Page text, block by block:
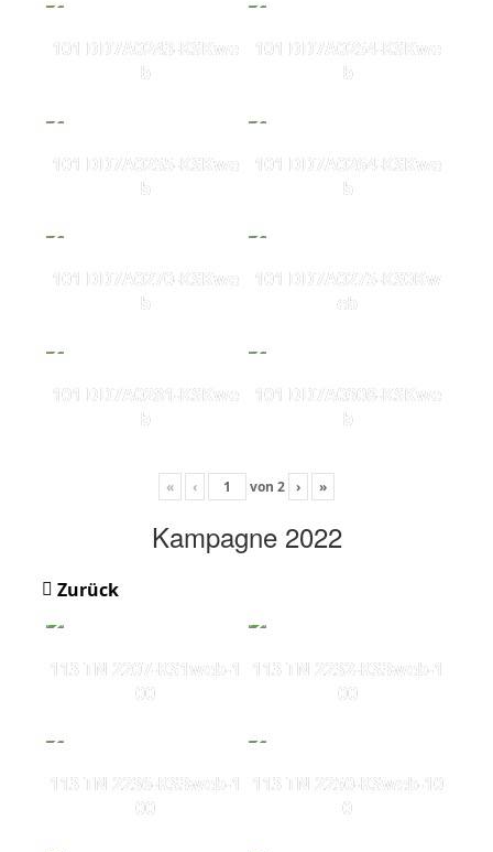
101 DD7A0243-KSKwe
b
101 DD7A0254-KSKwe
b
101 DD7A0255-KSKwe
b
101 DD7A0264-KSKwe
b
101 DD7A0270-KSKwe
b
101 DD7A0275-KS0Kw
eb
101 DD7A0281-KSKwe
b
101 DD7A0308-KSKwe
b
« ‹ von 2 › »
Kampagne 2022
Zurück
113 TN 2207-KS1web-1
00
113 TN 2232-KS3web-1
00
113 TN 2236-KS3web-1
00
113 TN 2250-KSweb-10
0